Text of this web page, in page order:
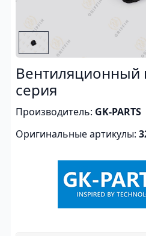
Вентиляционный
серия
Производитель: GK-PARTS
Оригинальные артикулы: